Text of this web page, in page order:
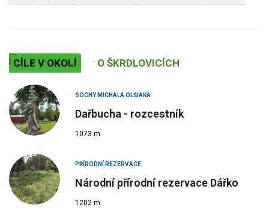
CÍLE V OKOLÍ O ŠKRDLOVICÍCH
SOCHY MICHALA OLŠIAKA
Dařbucha - rozcestník
1073 m
PŘÍRODNÍ REZERVACE
Národní přírodní rezervace Dářko
1202 m